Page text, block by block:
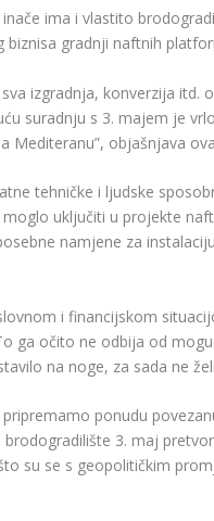
ima i vlastito
gradnji naftnih
izgradnja, konverzija itd.
suradnju s 3. majem je
Mediteranu”, objašnjava
tehničke i ljudske
uključiti u projekte
namjene za
i financijskom
ga očito ne odbija od
na noge, za sada ne
ponudu
3. maj
su se s geopolitičkim